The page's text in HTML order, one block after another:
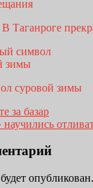
В Таганроге
суровой зимы
за базар
научились
опубликован.